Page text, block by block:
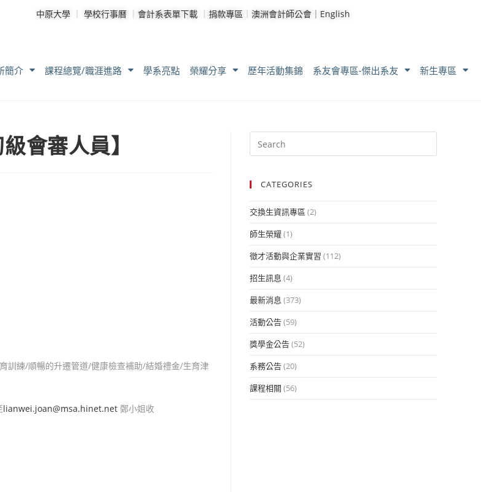
中原大學 ｜ 學校行事曆 ｜ 會計系表單下載 ｜ 捐款專區 ｜ 澳洲會計師公會｜ English
簡介 課程總覽/職涯進路 學系亮點 榮耀分享 歷年活動集錦 系友會專區-傑出系友 新生專區
會審人員】
訓練/順暢的升遷管道/健康檢查補助/結婚禮金/生育津
lianwei.joan@msa.hinet.net 鄭小姐收
CATEGORIES
交換生資訊專區 (2)
師生榮耀(1)
徵才活動與企業實習 (112)
招生訊息 (4)
最新消息 (373)
活動公告(59)
獎學金公告(52)
系務公告(20)
課程相關 (56)